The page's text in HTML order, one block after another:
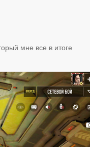
мне все в итоге